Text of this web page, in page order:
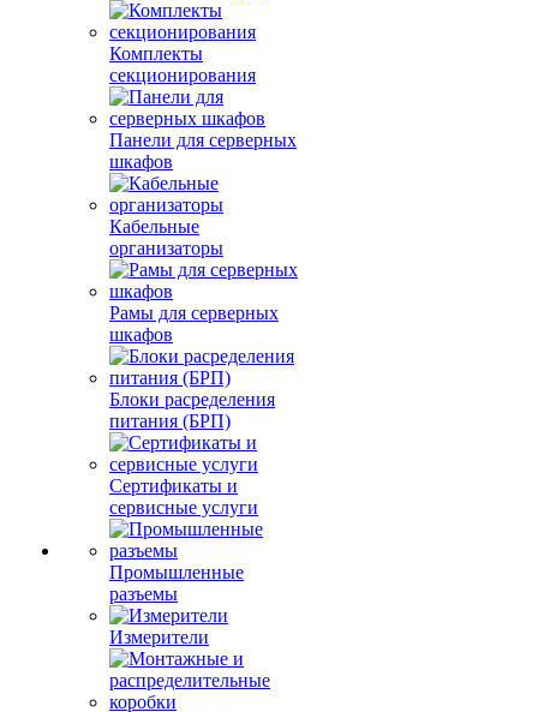
Комплекты
секционирования
Панели для серверных
шкафов
Кабельные
организаторы
Рамы для серверных
шкафов
Блоки расределения
питания (БРП)
Сертификаты и
сервисные услуги
Промышленные
разъемы
Измерители